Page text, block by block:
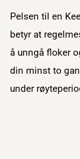
Pelsen til en
betyr at
å unngå floker
din minst to
under